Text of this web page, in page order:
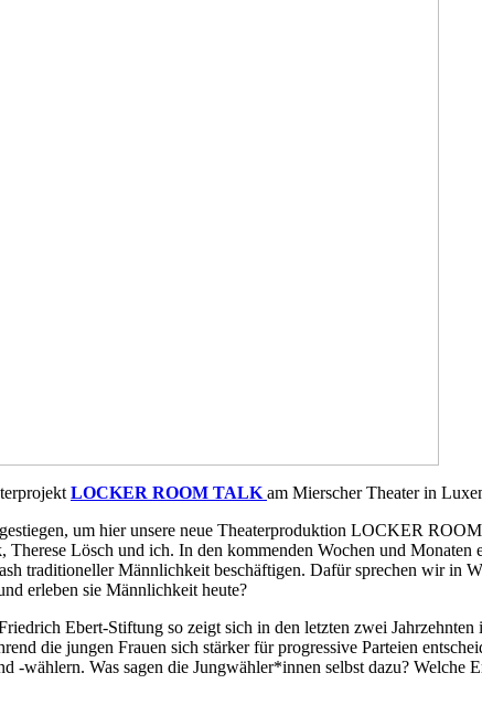
LOCKER ROOM TALK am Mierscher Theater in
um hier unsere neue Theaterproduktion LOCKER
Therese Lösch und ich. In den kommenden Wochen und
traditioneller Männlichkeit beschäftigen. Dafür sprechen wir in
erleben sie Männlichkeit heute?
Ebert-Stiftung so zeigt sich in den letzten zwei
die jungen Frauen sich stärker für progressive Parteien
-wählern. Was sagen die Jungwähler*innen selbst dazu? Welche